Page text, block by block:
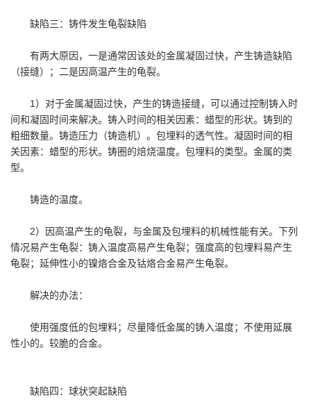
缺陷三：铸件发生龟裂缺陷
有两大原因，一是通常因该处的金属凝固过快，产生铸造缺陷
（接缝）；二是因高温产生的龟裂。
1）对于金属凝固过快，产生的铸造接缝，可以通过控制铸入时
间和凝固时间来解决。铸入时间的相关因素：蜡型的形状。铸到的
粗细数量。铸造压力（铸造机）。包埋料的透气性。凝固时间的相
关因素：蜡型的形状。铸圈的焙烧温度。包埋料的类型。金属的类
型。
铸造的温度。
2）因高温产生的龟裂，与金属及包埋料的机械性能有关。下列
情况易产生龟裂：铸入温度高易产生龟裂；强度高的包埋料易产生
龟裂；延伸性小的镍烙合金及钴烙合金易产生龟裂。
解决的办法：
使用强度低的包埋料；尽量降低金属的铸入温度；不使用延展
性小的。较脆的合金。
缺陷四：球状突起缺陷